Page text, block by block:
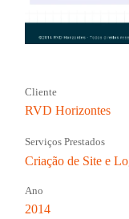
Cliente
RVD Horizontes
Serviços Prestados
Criação de Site e
Ano
2014